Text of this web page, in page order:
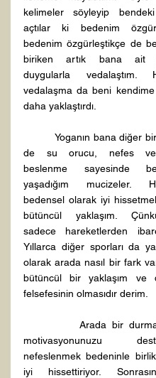
kelimeler söyleyip
açtılar ki bedenim
bedenim özgürleştikçe de
biriken artık bana ait
duygularla
vedalaşma da beni kendime
daha yaklaştırdı.
Yoganın bana diğer bir
de su orucu, nefes
beslenme sayesinde
yaşadığım mucizeler.
bedensel olarak iyi
bütüncül yaklaşım.
sadece hareketlerden
Yıllarca diğer sporları da
olarak arada nasıl bir fark
bütüncül bir yaklaşım ve
felsefesinin olmasıdır derim.
Arada bir
motivasyonunuzu
nefeslenmek bedeninle
iyi hissettiriyor.